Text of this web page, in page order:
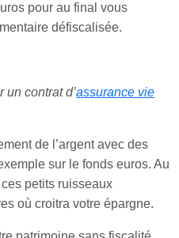
pour au final vous
défiscalisée.
un contrat d’assurance vie
de l’argent avec des
sur le fonds euros. Au
petits ruisseaux
où croitra votre épargne.